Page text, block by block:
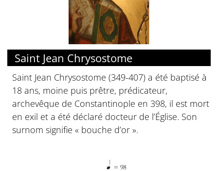
Saint Jean Chrysostome
Saint Jean Chrysostome (349-407) a été baptisé à
18 ans, moine puis prêtre, prédicateur,
archevêque de Constantinople en 398, il est mort
en exil et a été déclaré docteur de l’Église. Son
surnom signifie « bouche d’or ».